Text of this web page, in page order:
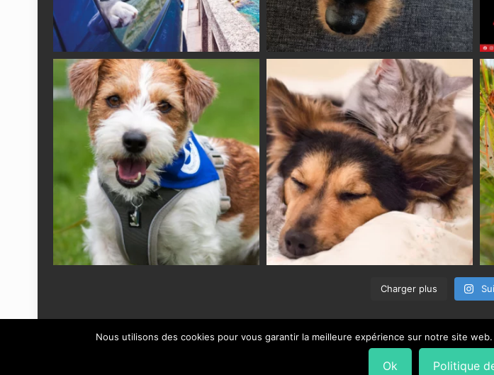
Charger plus
Nous utilisons des cookies pour vous garantir la meilleure expérience sur notre site
Ok Politique